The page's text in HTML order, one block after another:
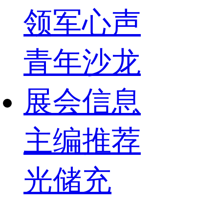
领军心声
青年沙龙
展会信息
主编推荐
光储充